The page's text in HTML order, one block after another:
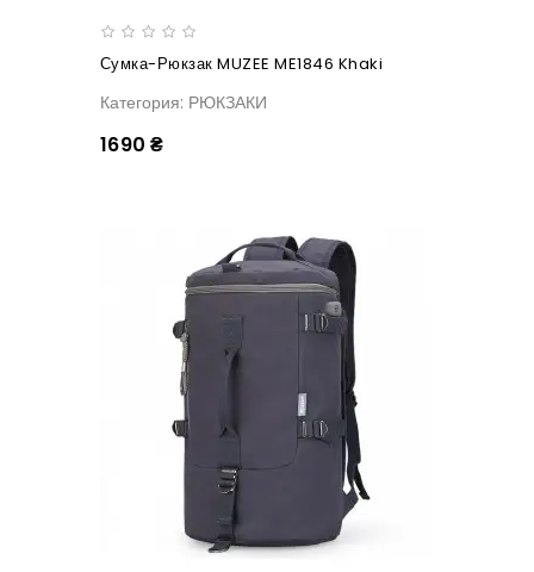
Сумка-Рюкзак MUZEE ME1846 Khaki
Категория: РЮКЗАКИ
1690 ₴